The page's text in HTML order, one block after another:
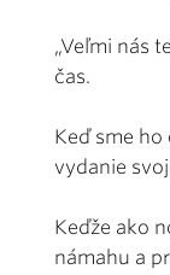
„Veľmi nás
čas.
Keď sme
vydanie
Keďže ako
námahu a